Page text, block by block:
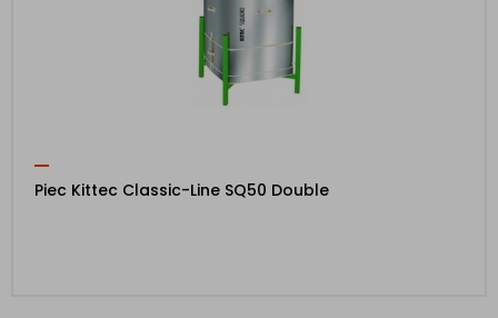
Piec Kittec Classic-Line SQ50 Double